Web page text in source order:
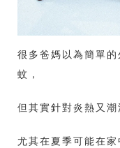
很多爸媽以為簡單
蚊，
但其實針對炎熱又潮
尤其在夏季可能在家